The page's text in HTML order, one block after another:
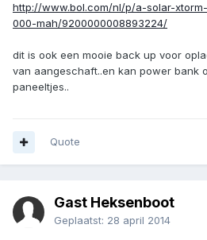
http://www.bol.com/nl/p/a-solar-
000-mah/9200000008893224/
dit is ook een mooie back up voor
van aangeschaft..en kan power bank
paneeltjes..
Quote
Gast Heksenboot
Geplaatst: 28 april 2014